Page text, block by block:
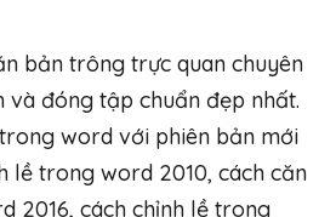
bản trông trực quan chuyên
và đóng tập chuẩn đẹp nhất.
word với phiên bản mới
lề trong word 2010, cách căn
2016, cách chỉnh lề trong